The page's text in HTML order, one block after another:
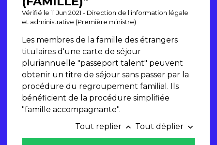
Vérifié le 11 Jun 2021 - Direction de l'information légale
et administrative (Première ministre)
Les membres de la famille des étrangers
titulaires d'une carte de séjour
pluriannuelle "passeport talent" peuvent
obtenir un titre de séjour sans passer par la
procédure du regroupement familial. Ils
bénéficient de la procédure simplifiée
"famille accompagnante".
Tout replier keyboard_arrow_up Tout déplier keyboard_arrow_down